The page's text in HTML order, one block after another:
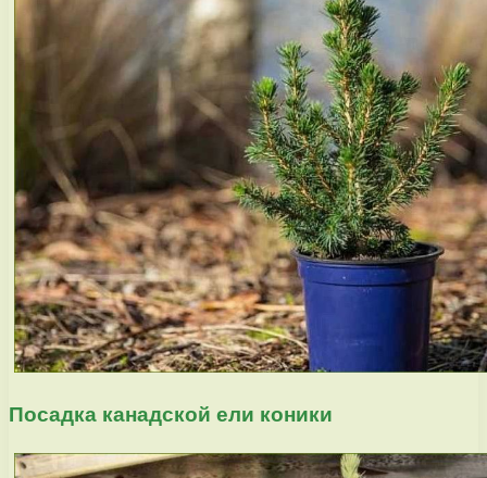
Посадка канадской ели коники